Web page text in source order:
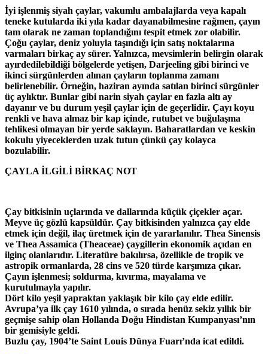
İyi işlenmiş siyah çaylar, vakumlu ambalajlarda veya kapalı
teneke kutularda iki yıla kadar dayanabilmesine rağmen, çayın
tam olarak ne zaman toplandığını tespit etmek zor olabilir.
Çoğu çaylar, deniz yoluyla taşındığı için satış noktalarına
varmaları birkaç ay sürer. Yalnızca, mevsimlerin belirgin olarak
ayırdedilebildiği bölgelerde yetişen, Darjeeling gibi birinci ve
ikinci sürgünlerden alınan çayların toplanma zamanı
belirlenebilir. Örneğin, haziran ayında satılan birinci sürgünler
üç aylıktır. Bunlar gibi narin siyah çaylar en fazla altı ay
dayanır ve bu durum yeşil çaylar için de geçerlidir. Çayı koyu
renkli ve hava almaz bir kap içinde, rutubet ve buğulaşma
tehlikesi olmayan bir yerde saklayın. Baharatlardan ve keskin
kokulu yiyeceklerden uzak tutun çünkü çay kolayca
bozulabilir.
ÇAYLA İLGİLİ BİRKAÇ NOT
Çay bitkisinin uçlarında ve dallarında küçük çiçekler açar.
Meyve üç gözlü kapsüldür. Çay bitkisinden yalnızca çay elde
etmek için değil, ilaç üretmek için de yararlanılır. Thea Sinensis
ve Thea Assamica (Theaceae) çaygillerin ekonomik açıdan en
ilginç olanlarıdır. Literatüre bakılırsa, özellikle de tropik ve
astropik ormanlarda, 28 cins ve 520 türde karşımıza çıkar.
Çayın işlenmesi; soldurma, kıvırma, mayalama ve
kurutulmayla yapılır.
Dört kilo yeşil yapraktan yaklaşık bir kilo çay elde edilir.
Avrupa’ya ilk çay 1610 yılında, o sırada henüz sekiz yıllık bir
geçmişe sahip olan Hollanda Doğu Hindistan Kumpanyası’nın
bir gemisiyle geldi.
Buzlu çay, 1904’te Saint Louis Dünya Fuarı’nda icat edildi.